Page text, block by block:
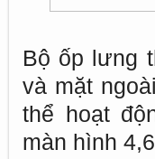
Bộ ốp lưng
và mặt
thể hoạt
màn hình